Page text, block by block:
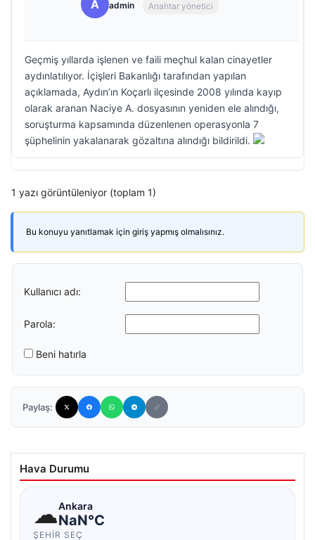
A admin Anahtar yönetici
Geçmiş yıllarda işlenen ve faili meçhul kalan cinayetler
aydınlatılıyor. İçişleri Bakanlığı tarafından yapılan
açıklamada, Aydın’ın Koçarlı ilçesinde 2008 yılında kayıp
olarak aranan Naciye A. dosyasının yeniden ele alındığı,
soruşturma kapsamında düzenlenen operasyonla 7
şüphelinin yakalanarak gözaltına alındığı bildirildi.
1 yazı görüntüleniyor (toplam 1)
Bu konuyu yanıtlamak için giriş yapmış olmalısınız.
Kullanıcı adı:
Parola:
Beni hatırla
Paylaş:
Hava Durumu
☁Ankara
NaN°C
ŞEHIR SEÇ